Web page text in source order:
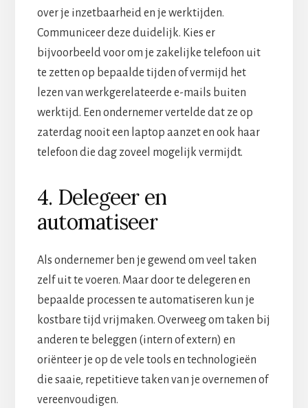
over je inzetbaarheid en je werktijden.
Communiceer deze duidelijk. Kies er
bijvoorbeeld voor om je zakelijke telefoon uit
te zetten op bepaalde tijden of vermijd het
lezen van werkgerelateerde e-mails buiten
werktijd. Een ondernemer vertelde dat ze op
zaterdag nooit een laptop aanzet en ook haar
telefoon die dag zoveel mogelijk vermijdt.
4. Delegeer en
automatiseer
Als ondernemer ben je gewend om veel taken
zelf uit te voeren. Maar door te delegeren en
bepaalde processen te automatiseren kun je
kostbare tijd vrijmaken. Overweeg om taken bij
anderen te beleggen (intern of extern) en
oriënteer je op de vele tools en technologieën
die saaie, repetitieve taken van je overnemen of
vereenvoudigen.